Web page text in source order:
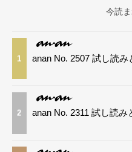
今読
1 anan No. 2507 試し読み
2 anan No. 2311 試し読み